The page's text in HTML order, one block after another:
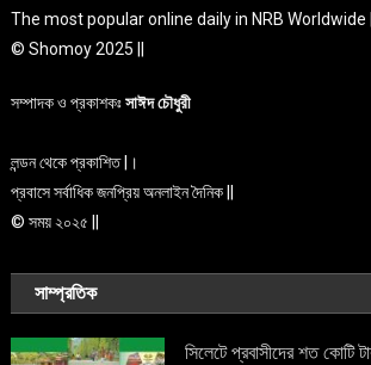
The most popular online daily in NRB Worldwide
© Shomoy 2025 ||
সম্পাদক ও প্রকাশকঃসাঈদ চৌধুরী
লন্ডন থেকে প্রকাশিত |।
প্রবাসে সর্বাধিক জনপ্রিয় অনলাইন দৈনিক ||
© সময় ২০২৫ ||
সাম্প্রতিক
সিলেটে প্রবাসীদের শত কোটি